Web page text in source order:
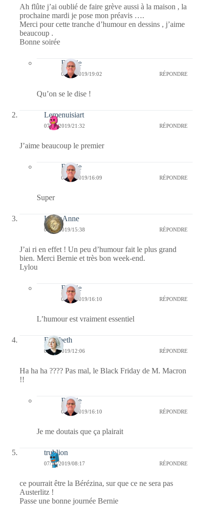
Ah flûte j’ai oublié de faire grève aussi à la maison , la
prochaine mardi je pose mon préavis ….
Merci pour cette tranche d’humour en dessins , j’aime
beaucoup .
Bonne soirée
Bernie
09/12/2019/19:02 RÉPONDRE
Qu’on se le dise !
Lemenuisiart
07/12/2019/21:32 RÉPONDRE
J’aime beaucoup le premier
Bernie
08/12/2019/16:09 RÉPONDRE
Super
LylouAnne
07/12/2019/15:38 RÉPONDRE
J’ai ri en effet ! Un peu d’humour fait le plus grand
bien. Merci Bernie et très bon week-end.
Lylou
Bernie
08/12/2019/16:10 RÉPONDRE
L’humour est vraiment essentiel
Elisabeth
07/12/2019/12:06 RÉPONDRE
Ha ha ha ???? Pas mal, le Black Friday de M. Macron
!!
Bernie
08/12/2019/16:10 RÉPONDRE
Je me doutais que ça plairait
trublion
07/12/2019/08:17 RÉPONDRE
ce pourrait être la Bérézina, sur que ce ne sera pas
Austerlitz !
Passe une bonne journée Bernie